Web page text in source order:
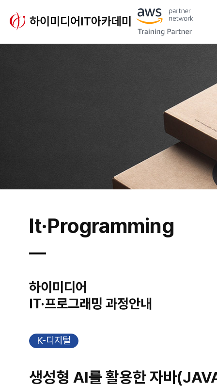
It·Programming
하이미디어
IT·프로그래밍 과정안내
K-디지털
생성형 AI를 활용한 자바